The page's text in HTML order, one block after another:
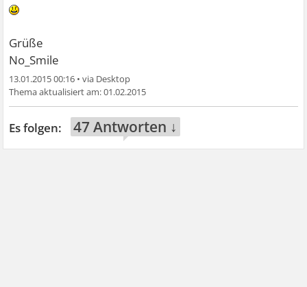
Grüße
No_Smile
13.01.2015 00:16 •
01.02.2015
47 Antworten ↓